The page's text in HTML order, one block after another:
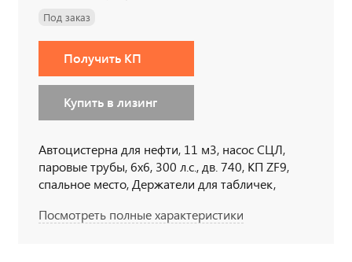
Под заказ
Получить КП
Купить в лизинг
Автоцистерна для нефти, 11 м3, насос СЦЛ,
паровые трубы, 6х6, 300 л.с., дв. 740, КП ZF9,
спальное место, Держатели для табличек,
кнопки отключения массы в кабине по ДОПОГ,
Посмотреть полные характеристики